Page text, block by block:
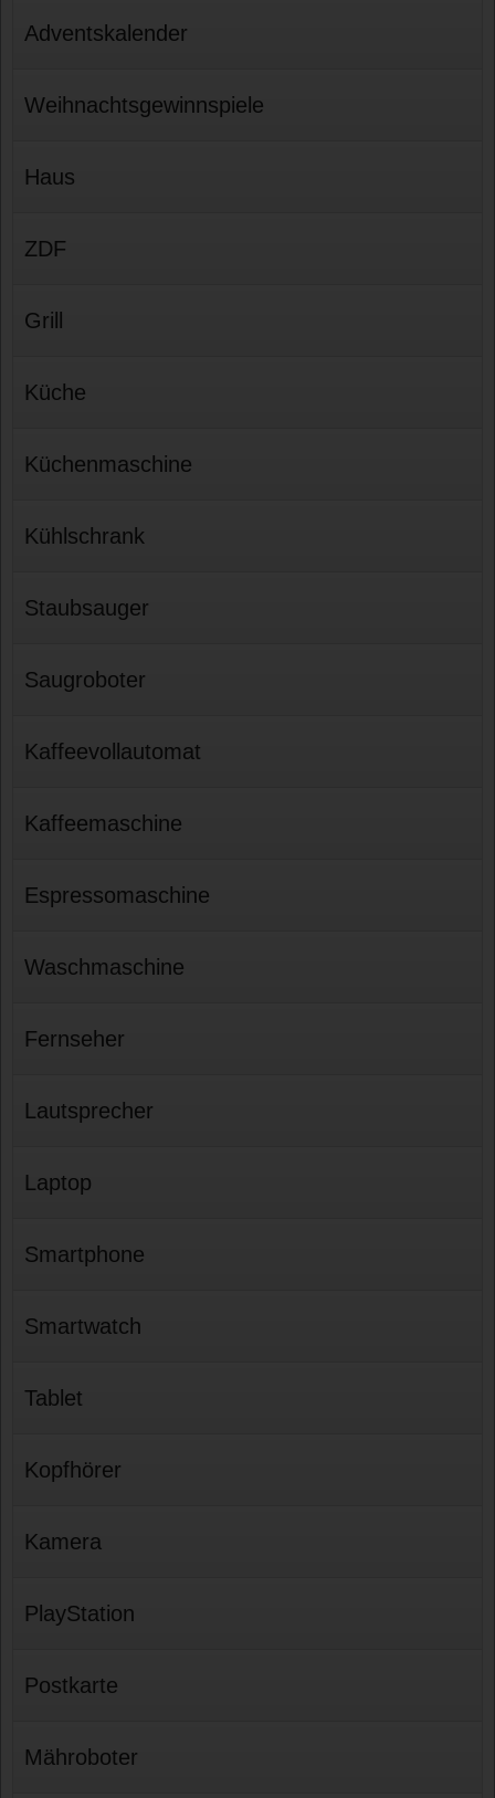
Adventskalender
Weihnachtsgewinnspiele
Haus
ZDF
Grill
Küche
Küchenmaschine
Kühlschrank
Staubsauger
Saugroboter
Kaffeevollautomat
Kaffeemaschine
Espressomaschine
Waschmaschine
Fernseher
Lautsprecher
Laptop
Smartphone
Smartwatch
Tablet
Kopfhörer
Kamera
PlayStation
Postkarte
Mähroboter